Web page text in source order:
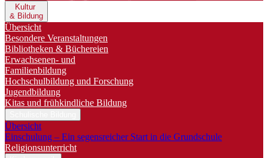
Kultur
& Bildung
Übersicht
Besondere Veranstaltungen
Bibliotheken & Büchereien
Erwachsenen- und
Familienbildung
Hochschulbildung und Forschung
Jugendbildung
Kitas und frühkindliche Bildung
Übersicht
Einschulung – Ein segensreicher Start in die Grundschule
Religionsunterricht